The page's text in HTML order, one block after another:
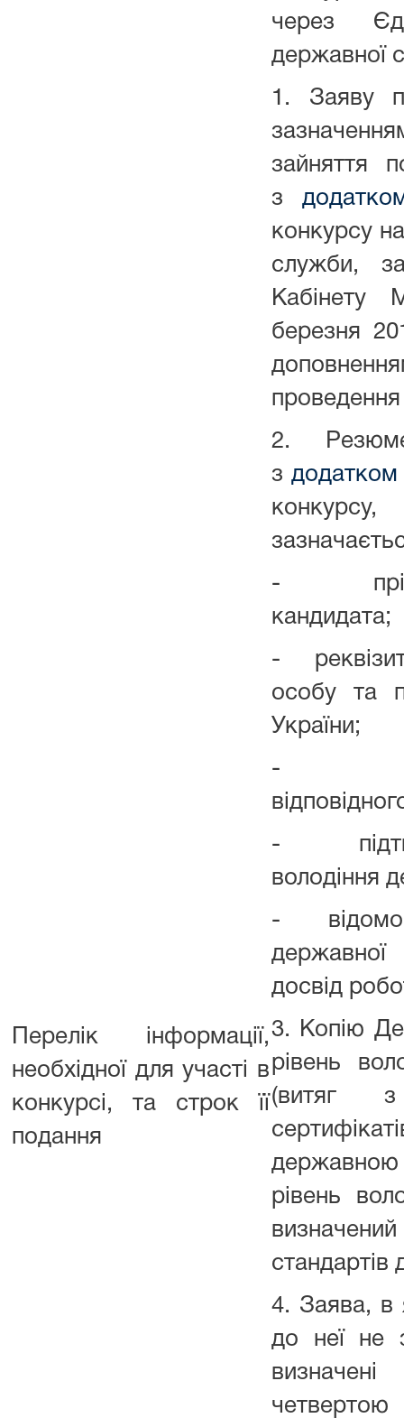
Перелік інформації,
необхідної для участі в
конкурсі, та строк її
подання
через
державної
1. Заяву
зайняття
з
конкурсу
служби,
Кабінету
березня
2.
з додатком
-
кандидата;
-
особу та
України;
-
-
володіння
-
досвід
3. Копію
рівень
(витяг
рівень
стандартів
4. Заява, в
до неї не
четвертою